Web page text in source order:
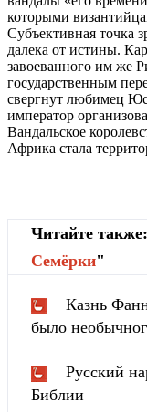
которыми
Субъективная точка
далека от истины.
завоеванного им же
государственным
свергнут любимец
император
Вандальское
Африка стала
Читайте
Cемёрки"
Казнь
было
Русский
Библии